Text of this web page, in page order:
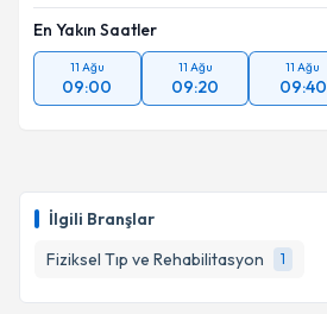
İlgili Branşlar
Fiziksel Tıp ve Rehabilitasyon
1
En Yakın Saatler
11 Ağu
09:00
11 Ağu
09:20
11 Ağu
09:40